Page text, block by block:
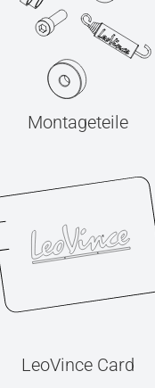
Montageteile
LeoVince Card